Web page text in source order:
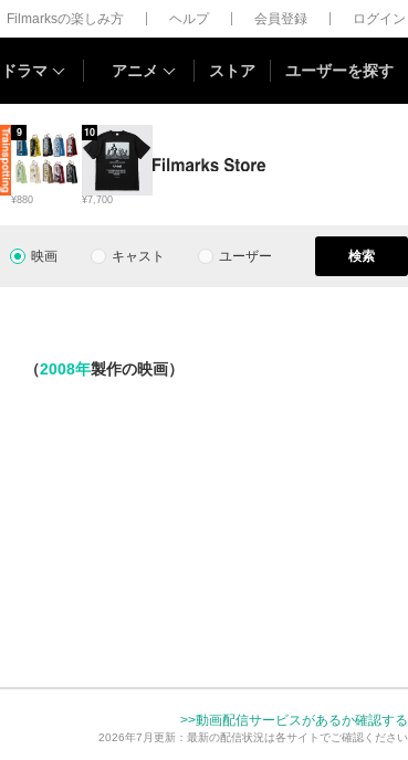
Filmarksの楽しみ方 ヘルプ 会員登録 ログイン
ドラマ アニメ ストア ユーザーを探す
¥880
9
¥7,700
10
映画 キャスト ユーザー 検索
（2008年製作の映画）
>>動画配信サービスがあるか確認する
2026年7月更新：最新の配信状況は各サイトでご確認ください